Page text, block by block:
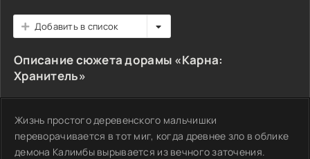
Добавить в список
Описание сюжета дорамы «Карна:
Хранитель»
Жизнь простого деревенского мальчишки
переворачивается в тот миг, когда древнее зло в облике
демона Калимбы вырывается из вечного заточения.